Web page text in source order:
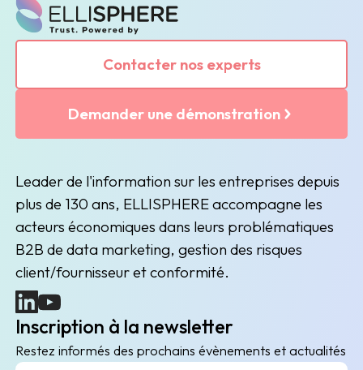
Contacter nos experts
Demander une démonstration
Leader de l'information sur les entreprises depuis
plus de 130 ans, ELLISPHERE accompagne les
acteurs économiques dans leurs problématiques
B2B de data marketing, gestion des risques
client/fournisseur et conformité.
(nouvelle fenêtre)
(nouvelle fenêtre)
Inscription à la newsletter
Restez informés des prochains évènements et actualités